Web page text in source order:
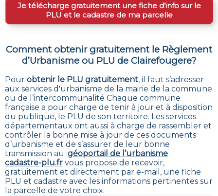
Je télécharge gratuitement une fiche d’info sur le
PLU et le cadastre de ma parcelle
Comment obtenir gratuitement le Règlement
d’Urbanisme ou PLU de Clairefougere?
Pour obtenir le PLU gratuitement, il faut s’adresser
aux services d'urbanisme de la mairie de la commune
ou de l’intercommunalité Chaque commune
française a pour charge de tenir à jour et à disposition
du publique, le PLU de son territoire. Les services
départementaux ont aussi à charge de rassembler et
contrôler la bonne mise à jour de ces documents
d’urbanisme et de s’assurer de leur bonne
transmission au :géoportail de l’urbanisme
cadastre-plu.fr vous propose de recevoir,
gratuitement et directement par e-mail, une fiche
PLU et cadastre avec les informations pertinentes sur
la parcelle de votre choix.